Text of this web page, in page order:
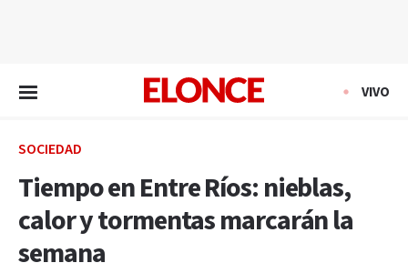
VIVO
SOCIEDAD
Tiempo en Entre Ríos: nieblas,
calor y tormentas marcarán la
semana